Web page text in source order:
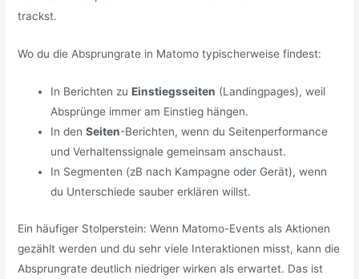
trackst.
Wo du die Absprungrate in Matomo typischerweise findest:
In Berichten zuEinstiegsseiten (Landingpages), weil
Absprünge immer am Einstieg hängen.
In denSeiten-Berichten, wenn du Seitenperformance
und Verhaltenssignale gemeinsam anschaust.
In Segmenten (zB nach Kampagne oder Gerät), wenn
du Unterschiede sauber erklären willst.
Ein häufiger Stolperstein: Wenn Matomo-Events als Aktionen
gezählt werden und du sehr viele Interaktionen misst, kann die
Absprungrate deutlich niedriger wirken als erwartet. Das ist